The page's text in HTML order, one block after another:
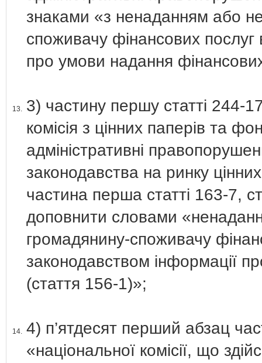
знаками «з ненаданням або
споживачу фінансових послуг
про умови надання
13. 3) частину першу статті 244-
комісія з цінних паперів та
адміністративні
законодавства на ринку
частина перша статті 163-7,
доповнити словами
громадянину-споживачу
законодавством інформації
(стаття 156-1)»;
14. 4) п’ятдесят перший абзац
«національної комісії, що